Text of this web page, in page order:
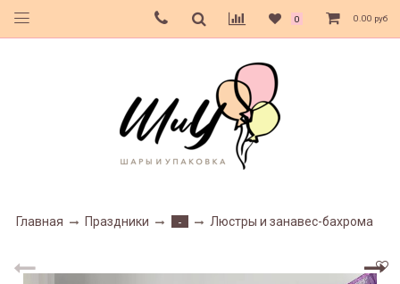
0 0.00 руб
Главная Праздники - Люстры и занавес-бахрома